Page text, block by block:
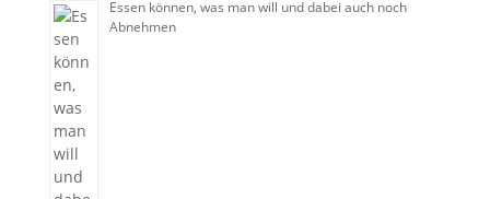
Essen können, was man will und dabei auch noch
Abnehmen